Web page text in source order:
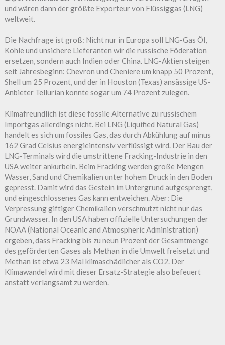
und wären dann der größte Exporteur von Flüssiggas (LNG)
weltweit.
Die Nachfrage ist groß: Nicht nur in Europa soll LNG-Gas Öl,
Kohle und unsichere Lieferanten wir die russische Föderation
ersetzen, sondern auch Indien oder China. LNG-Aktien steigen
seit Jahresbeginn: Chevron und Cheniere um knapp 50 Prozent,
Shell um 25 Prozent, und der in Houston (Texas) ansässige US-
Anbieter Tellurian konnte sogar um 74 Prozent zulegen.
Klimafreundlich ist diese fossile Alternative zu russischem
Importgas allerdings nicht. Bei LNG (Liquified Natural Gas)
handelt es sich um fossiles Gas, das durch Abkühlung auf minus
162 Grad Celsius energieintensiv verflüssigt wird. Der Bau der
LNG-Terminals wird die umstrittene Fracking-Industrie in den
USA weiter ankurbeln. Beim Fracking werden große Mengen
Wasser, Sand und Chemikalien unter hohem Druck in den Boden
gepresst. Damit wird das Gestein im Untergrund aufgesprengt,
und eingeschlossenes Gas kann entweichen. Aber: Die
Verpressung giftiger Chemikalien verschmutzt nicht nur das
Grundwasser. In den USA haben offizielle Untersuchungen der
NOAA (National Oceanic and Atmospheric Administration)
ergeben, dass Fracking bis zu neun Prozent der Gesamtmenge
des geförderten Gases als Methan in die Umwelt freisetzt und
Methan ist etwa 23 Mal klimaschädlicher als CO2. Der
Klimawandel wird mit dieser Ersatz-Strategie also befeuert
anstatt verlangsamt zu werden.